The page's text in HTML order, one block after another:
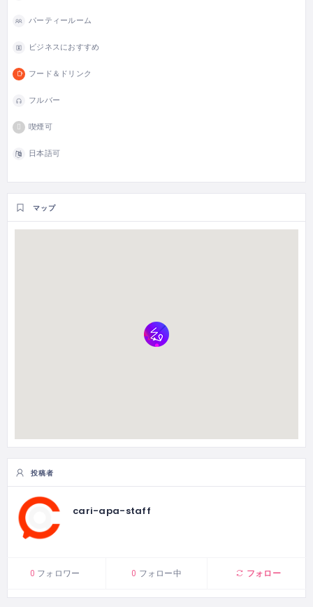
パーティールーム
ビジネスにおすすめ
フード＆ドリンク
フルバー
喫煙可
日本語可
マップ
投稿者
cari-apa-staff
0 フォロワー 0 フォロー中 フォロー